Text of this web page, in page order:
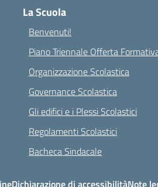
La Scuola
Benvenuti!
Piano Triennale Offerta
Organizzazione Scolastica
Governance Scolastica
Gli edifici e i Plessi Scolastici
Regolamenti Scolastici
Bacheca Sindacale
Dichiarazione di accessibilitàNote